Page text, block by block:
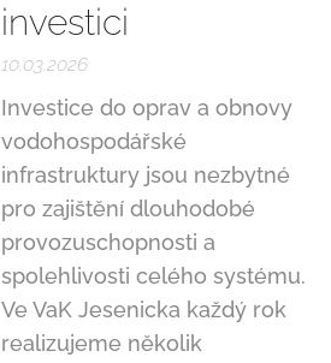
investici
10.03.2026
Investice do oprav a obnovy
vodohospodářské
infrastruktury jsou nezbytné
pro zajištění dlouhodobé
provozuschopnosti a
spolehlivosti celého systému.
Ve VaK Jesenicka každý rok
realizujeme několik